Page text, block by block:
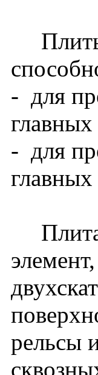
Плиты
- для
- для
Плита
рельсы